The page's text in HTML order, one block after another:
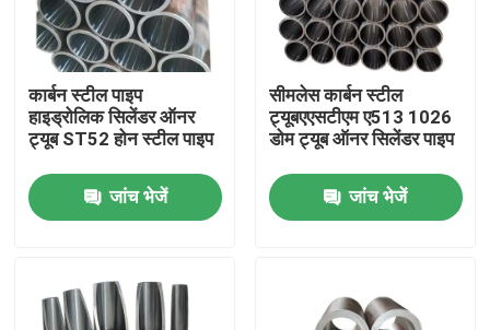
उत्पादों
वीडियो
हमारे बारे में
गुणवत्ता नियंत्रण
कार्बन स्टील पाइप
हाइड्रोलिक सिलेंडर ऑनर
ट्यूब ST52 होन स्टील पाइप
जांच भेजें
सीमलेस कार्बन स्टील
ट्यूबएएसटीएम ए513 1026
डोम ट्यूब ऑनर सिलेंडर पाइप
जांच भेजें